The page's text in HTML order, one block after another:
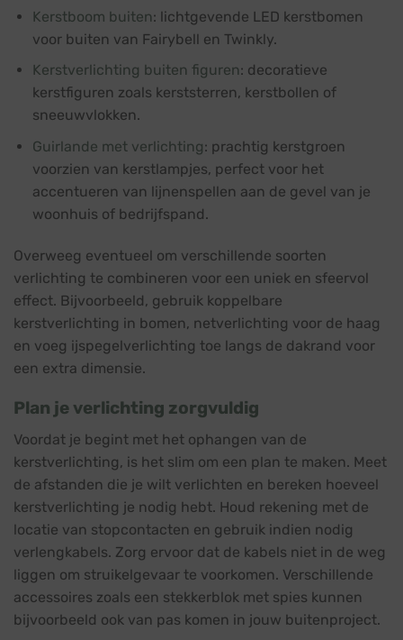
Kerstboom buiten: lichtgevende LED kerstbomen
voor buiten van Fairybell en Twinkly.
Kerstverlichting buiten figuren: decoratieve
kerstfiguren zoals kerststerren, kerstbollen of
sneeuwvlokken.
Guirlande met verlichting: prachtig kerstgroen
voorzien van kerstlampjes, perfect voor het
accentueren van lijnenspellen aan de gevel van je
woonhuis of bedrijfspand.
Overweeg eventueel om verschillende soorten
verlichting te combineren voor een uniek en sfeervol
effect. Bijvoorbeeld, gebruik koppelbare
kerstverlichting in bomen, netverlichting voor de haag
en voeg ijspegelverlichting toe langs de dakrand voor
een extra dimensie.
Plan je verlichting zorgvuldig
Voordat je begint met het ophangen van de
kerstverlichting, is het slim om een plan te maken. Meet
de afstanden die je wilt verlichten en bereken hoeveel
kerstverlichting je nodig hebt. Houd rekening met de
locatie van stopcontacten en gebruik indien nodig
verlengkabels. Zorg ervoor dat de kabels niet in de weg
liggen om struikelgevaar te voorkomen. Verschillende
accessoires zoals een stekkerblok met spies kunnen
bijvoorbeeld ook van pas komen in jouw buitenproject.